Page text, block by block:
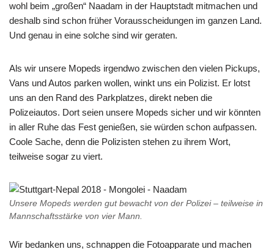
wohl beim „großen“ Naadam in der Hauptstadt mitmachen und
deshalb sind schon früher Vorausscheidungen im ganzen Land.
Und genau in eine solche sind wir geraten.
Als wir unsere Mopeds irgendwo zwischen den vielen Pickups,
Vans und Autos parken wollen, winkt uns ein Polizist. Er lotst
uns an den Rand des Parkplatzes, direkt neben die
Polizeiautos. Dort seien unsere Mopeds sicher und wir könnten
in aller Ruhe das Fest genießen, sie würden schon aufpassen.
Coole Sache, denn die Polizisten stehen zu ihrem Wort,
teilweise sogar zu viert.
Unsere Mopeds werden gut bewacht von der Polizei – teilweise in
Mannschaftsstärke von vier Mann.
Wir bedanken uns, schnappen die Fotoapparate und machen